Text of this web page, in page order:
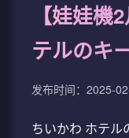
【娃娃
テルのキ
发布时间：2025-
ちいかわ ホテル